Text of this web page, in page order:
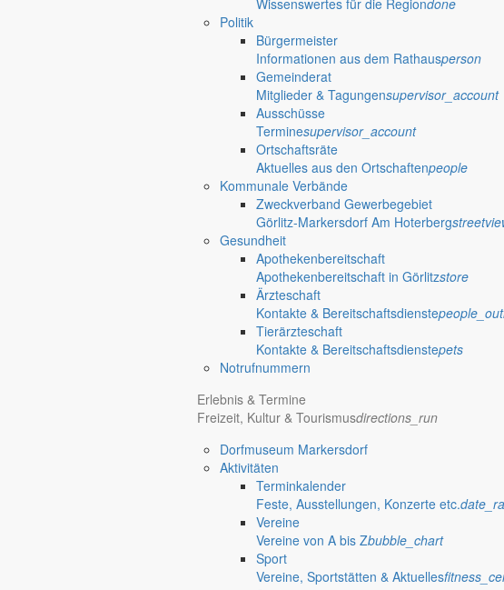
Wissenswertes für die Regiondone
Politik
Bürgermeister
Informationen aus dem Rathausperson
Gemeinderat
Mitglieder & Tagungensupervisor_account
Ausschüsse
Terminesupervisor_account
Ortschaftsräte
Aktuelles aus den Ortschaftenpeople
Kommunale Verbände
Zweckverband Gewerbegebiet
Görlitz-Markersdorf Am Hoterberg
Gesundheit
Apothekenbereitschaft
Apothekenbereitschaft in Görlitzstore
Ärzteschaft
Kontakte & Bereitschaftsdienste
Tierärzteschaft
Kontakte & Bereitschaftsdienstepets
Notrufnummern
Erlebnis & Termine
Freizeit, Kultur & Tourismusdirections_run
Dorfmuseum Markersdorf
Aktivitäten
Terminkalender
Feste, Ausstellungen, Konzerte etc.
Vereine
Vereine von A bis Zbubble_chart
Sport
Vereine, Sportstätten & Aktuelles
Öffnungszeiten Rathaus
08:30 – 11:30 Uhr und 14:00 – 18:00 Uhr